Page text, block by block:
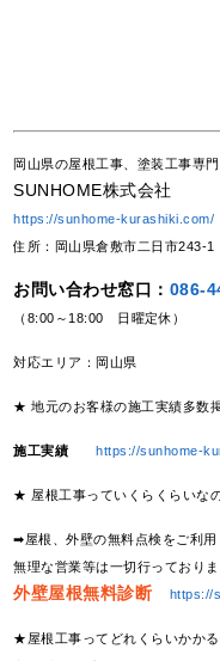
岡山県の屋根工事、塗装工事専
SUNHOME株式会社
https://sunhome-kurashiki.com/
住所：岡山県倉敷市二日市243-1
お問い合わせ窓口： 086-
（8:00～18:00 日曜定休）
対応エリア：岡山県
★ 地元のお客様の施工実績多数
施工実績 https://sunhome-
★ 屋根工事っていくらくらいな
➡屋根、外壁の無料点検をご利用
無理な営業等は一切行っておりま
外壁屋根無料診断 https://
★屋根工事ってどれくらいかか